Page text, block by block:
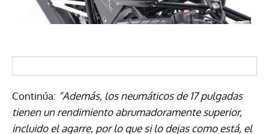
Continúa: “Además, los neumáticos de 17 pulgadas
tienen un rendimiento abrumadoramente superior,
incluido el agarre, por lo que si lo dejas como está, el